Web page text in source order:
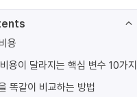
용
용이 달라지는 핵심 변수 10가지
똑같이 비교하는 방법